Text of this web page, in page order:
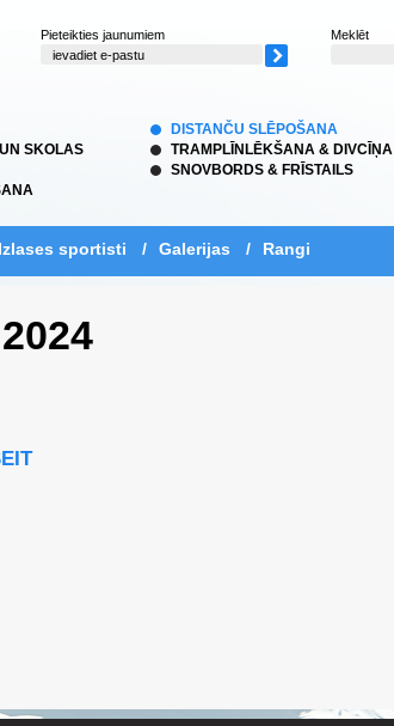
Pieteikties jaunumiem Meklēt
SKOLAS
DISTANČU SLĒPOŠANA
TRAMPLĪNLĒKŠANA & DIVCĪŅA
SNOVBORDS & FRĪSTAILS
Izlases sportisti / Galerijas / Rangi